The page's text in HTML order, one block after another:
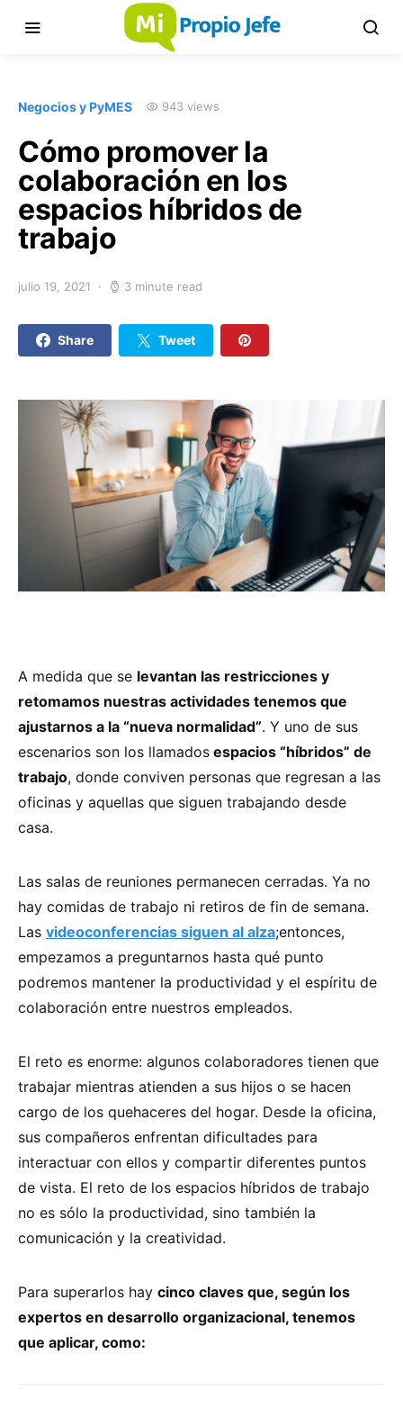
Negocios y PyMES 943 views
Cómo promover la
colaboración en los
espacios híbridos de
trabajo
julio 19, 2021 3 minute read
Share Tweet
A medida que se levantan las restricciones y
retomamos nuestras actividades tenemos que
ajustarnos a la “nueva normalidad”. Y uno de sus
escenarios son los llamados espacios “híbridos” de
trabajo, donde conviven personas que regresan a las
oficinas y aquellas que siguen trabajando desde
casa.
Las salas de reuniones permanecen cerradas. Ya no
hay comidas de trabajo ni retiros de fin de semana.
Las videoconferencias siguen al alza;entonces,
empezamos a preguntarnos hasta qué punto
podremos mantener la productividad y el espíritu de
colaboración entre nuestros empleados.
El reto es enorme: algunos colaboradores tienen que
trabajar mientras atienden a sus hijos o se hacen
cargo de los quehaceres del hogar. Desde la oficina,
sus compañeros enfrentan dificultades para
interactuar con ellos y compartir diferentes puntos
de vista. El reto de los espacios híbridos de trabajo
no es sólo la productividad, sino también la
comunicación y la creatividad.
Para superarlos hay cinco claves que, según los
expertos en desarrollo organizacional, tenemos
que aplicar, como: